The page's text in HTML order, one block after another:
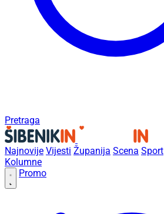
Pretraga
Najnovije Vijesti Županija Scena Sport
Kolumne
Promo